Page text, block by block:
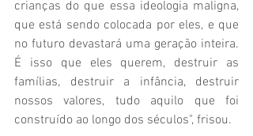
crianças do que essa ideologia maligna,
que está sendo colocada por eles, e que
no futuro devastará uma geração inteira.
É isso que eles querem, destruir as
famílias, destruir a infância, destruir
nossos valores, tudo aquilo que foi
construído ao longo dos séculos", frisou.